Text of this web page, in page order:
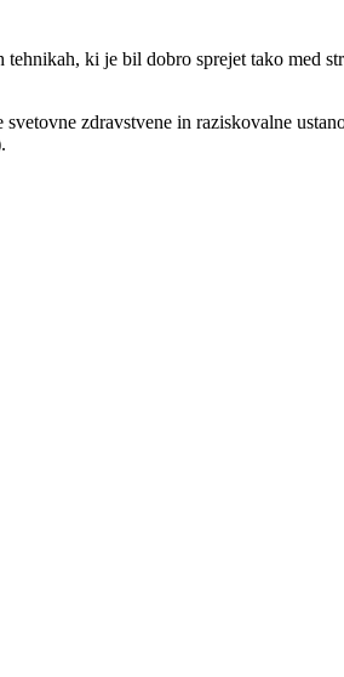
ki je bil dobro sprejet tako med
zdravstvene in raziskovalne